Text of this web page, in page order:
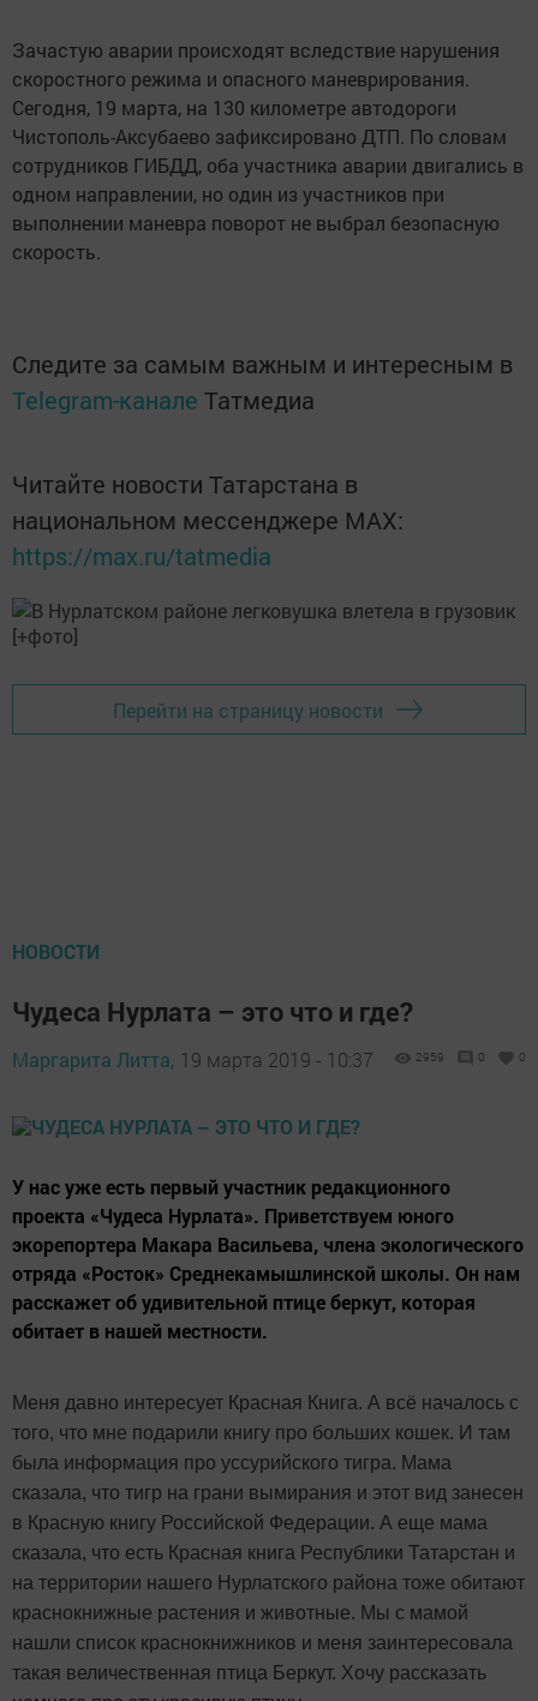
Зачастую аварии происходят вследствие нарушения
скоростного режима и опасного маневрирования.
Сегодня, 19 марта, на 130 километре автодороги
Чистополь-Аксубаево зафиксировано ДТП. По словам
сотрудников ГИБДД, оба участника аварии двигались в
одном направлении, но один из участников при
выполнении маневра поворот не выбрал безопасную
скорость.
Следите за самым важным и интересным в
Telegram-канале Татмедиа
Читайте новости Татарстана в
национальном мессенджере MАХ:
https://max.ru/tatmedia
Перейти на страницу новости
НОВОСТИ
Чудеса Нурлата – это что и где?
Маргарита Литта, 19 марта 2019 - 10:37 2959 0 0
У нас уже есть первый участник редакционного
проекта «Чудеса Нурлата». Приветствуем юного
экорепортера Макара Васильева, члена экологического
отряда «Росток» Среднекамышлинской школы. Он нам
расскажет об удивительной птице беркут, которая
обитает в нашей местности.
Меня давно интересует Красная Книга. А всё началось с
того, что мне подарили книгу про больших кошек. И там
была информация про уссурийского тигра. Мама
сказала, что тигр на грани вымирания и этот вид занесен
в Красную книгу Российской Федерации. А еще мама
сказала, что есть Красная книга Республики Татарстан и
на территории нашего Нурлатского района тоже обитают
краснокнижные растения и животные. Мы с мамой
нашли список краснокнижников и меня заинтересовала
такая величественная птица Беркут. Хочу рассказать